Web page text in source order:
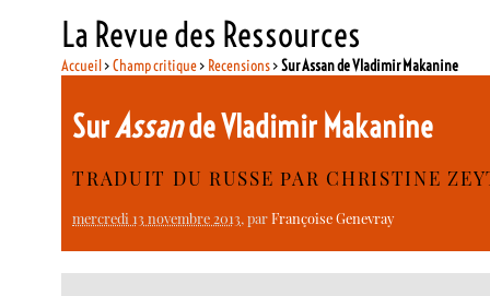
La Revue des Ressources
Accueil>Champ critique> Recensions>Sur Assan de Vladimir Makanine
SurAssande Vladimir Makanine
TRADUIT DU RUSSE PAR CHRISTINE
mercredi 13 novembre 2013, parFrançoise Genevray